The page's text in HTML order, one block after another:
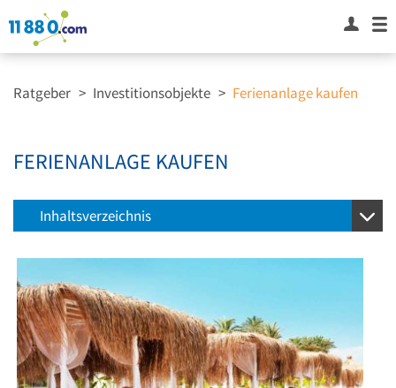
Ratgeber > Investitionsobjekte > Ferienanlage kaufen
FERIENANLAGE KAUFEN
Inhaltsverzeichnis